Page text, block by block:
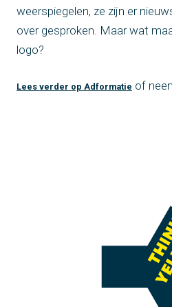
weerspiegelen, ze zijn er
over gesproken. Maar wat
logo?
Lees verder op Adformatie of